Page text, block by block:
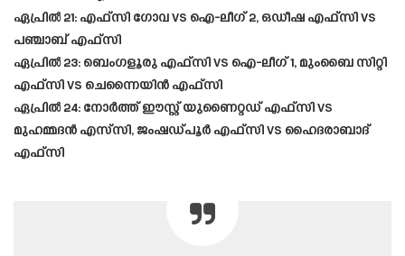
ഏപ്രിൽ 21: എഫ്‌സി ഗോവ vs ഐ-ലീഗ് 2, ഒഡീഷ എഫ്‌സി vs
പഞ്ചാബ് എഫ്‌സി
ഏപ്രിൽ 23: ബെംഗളൂരു എഫ്‌സി vs ഐ-ലീഗ് 1, മുംബൈ സിറ്റി
എഫ്‌സി vs ചെന്നൈയിൻ എഫ്‌സി
ഏപ്രിൽ 24: നോർത്ത് ഈസ്റ്റ് യുണൈറ്റഡ് എഫ്‌സി vs
മുഹമ്മദൻ എസ്‌സി, ജംഷഡ്പൂർ എഫ്‌സി vs ഹൈദരാബാദ്
എഫ്‌സി